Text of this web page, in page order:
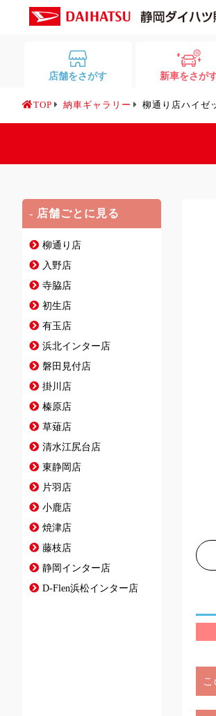
店舗をさがす 新車をさが
TOP 納車ギャラリー 柳通り店ハイゼ
- 店舗ごとに見る
柳通り店
入野店
寺脇店
初生店
有玉店
浜北インター店
磐田見付店
掛川店
榛原店
草薙店
清水江尻台店
東静岡店
片羽店
小鹿店
焼津店
藤枝店
静岡インター店
D-Flen浜松インター店